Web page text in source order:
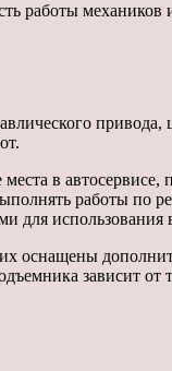
работы механиков
в автосервисе,
работы по
для использования
оснащены
зависит от